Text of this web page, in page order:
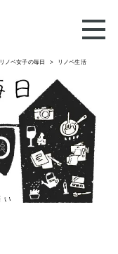
リノベ女子の毎日 リノベ生活